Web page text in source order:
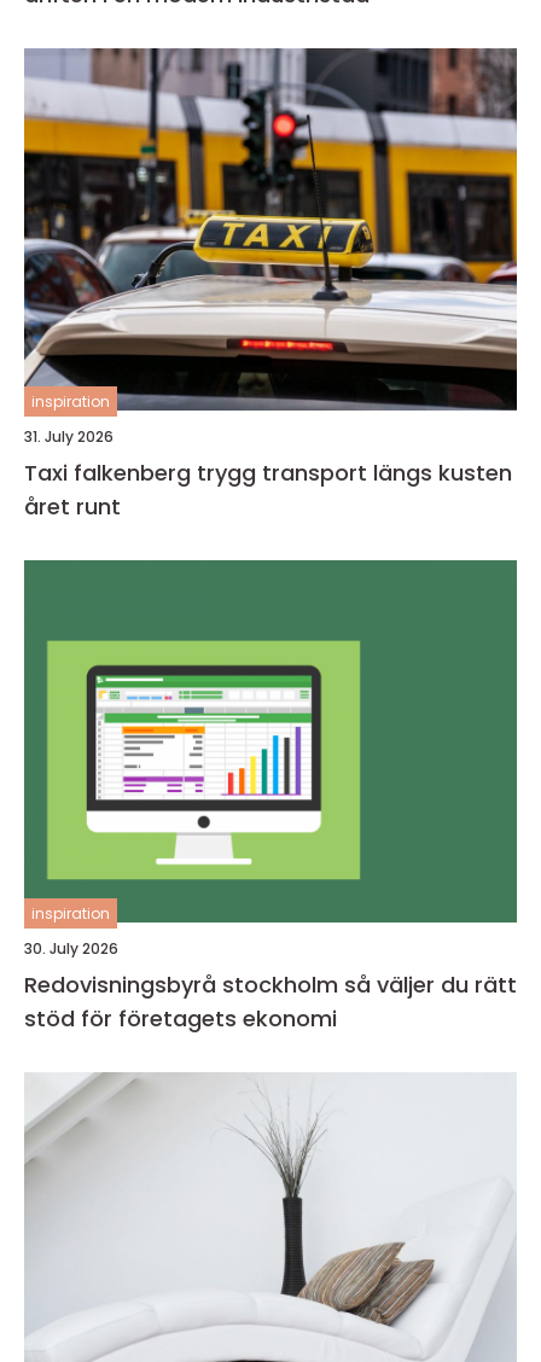
inspiration
31. July 2026
Taxi falkenberg trygg transport längs kusten
året runt
inspiration
30. July 2026
Redovisningsbyrå stockholm så väljer du rätt
stöd för företagets ekonomi